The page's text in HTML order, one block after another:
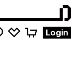
영감
Login